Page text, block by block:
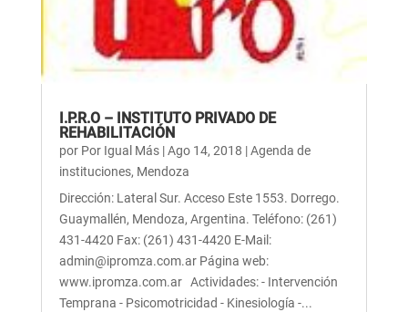
I.P.R.O – INSTITUTO PRIVADO DE
REHABILITACIÓN
por Por Igual Más|Ago 14, 2018 |Agenda de
instituciones, Mendoza
Dirección: Lateral Sur. Acceso Este 1553. Dorrego.
Guaymallén, Mendoza, Argentina. Teléfono: (261)
431-4420 Fax: (261) 431-4420 E-Mail:
admin@ipromza.com.ar Página web:
www.ipromza.com.ar Actividades: - Intervención
Temprana - Psicomotricidad - Kinesiología -...